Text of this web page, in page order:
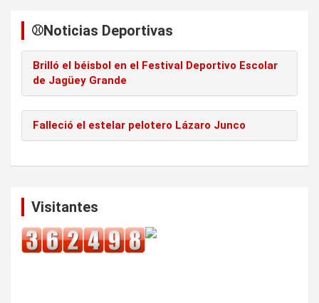
⚾️Noticias Deportivas
Brilló el béisbol en el Festival Deportivo Escolar
de Jagüey Grande
Falleció el estelar pelotero Lázaro Junco
Visitantes